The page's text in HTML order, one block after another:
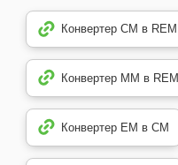
Конвертер CM в REM
Конвертер MM в REM
Конвертер EM в CM